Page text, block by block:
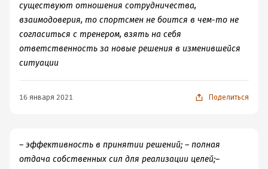
существуют отношения сотрудничества,
взаимодоверия, то спортсмен не боится в чем-то не
согласиться с тренером, взять на себя
ответственность за новые решения в изменившейся
ситуации
16 января 2021 Поделиться
– эффективность в принятии решений; – полная
отдача собственных сил для реализации целей;–